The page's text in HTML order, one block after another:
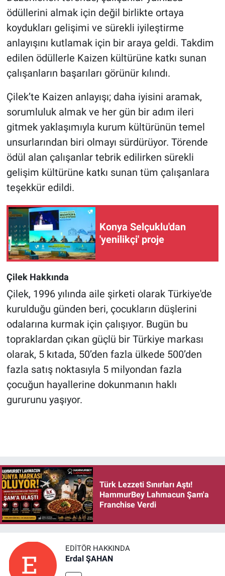
ödüllerini almak için değil birlikte ortaya
koydukları gelişimi ve sürekli iyileştirme
anlayışını kutlamak için bir araya geldi. Takdim
edilen ödüllerle Kaizen kültürüne katkı sunan
çalışanların başarıları görünür kılındı.
Çilek’te Kaizen anlayışı; daha iyisini aramak,
sorumluluk almak ve her gün bir adım ileri
gitmek yaklaşımıyla kurum kültürünün temel
unsurlarından biri olmayı sürdürüyor. Törende
ödül alan çalışanlar tebrik edilirken sürekli
gelişim kültürüne katkı sunan tüm çalışanlara
teşekkür edildi.
Konya Selçuklu'dan
'yenilikçi' proje
Çilek Hakkında
Çilek, 1996 yılında aile şirketi olarak Türkiye'de
kurulduğu günden beri, çocukların düşlerini
odalarına kurmak için çalışıyor. Bugün bu
topraklardan çıkan güçlü bir Türkiye markası
olarak, 5 kıtada, 50’den fazla ülkede 500’den
fazla satış noktasıyla 5 milyondan fazla
çocuğun hayallerine dokunmanın haklı
gururunu yaşıyor.
Türk Lezzeti Sınırları Aştı!
HammurBey Lahmacun Şam'a
Franchise Verdi
EDITÖR HAKKINDA
Erdal ŞAHAN